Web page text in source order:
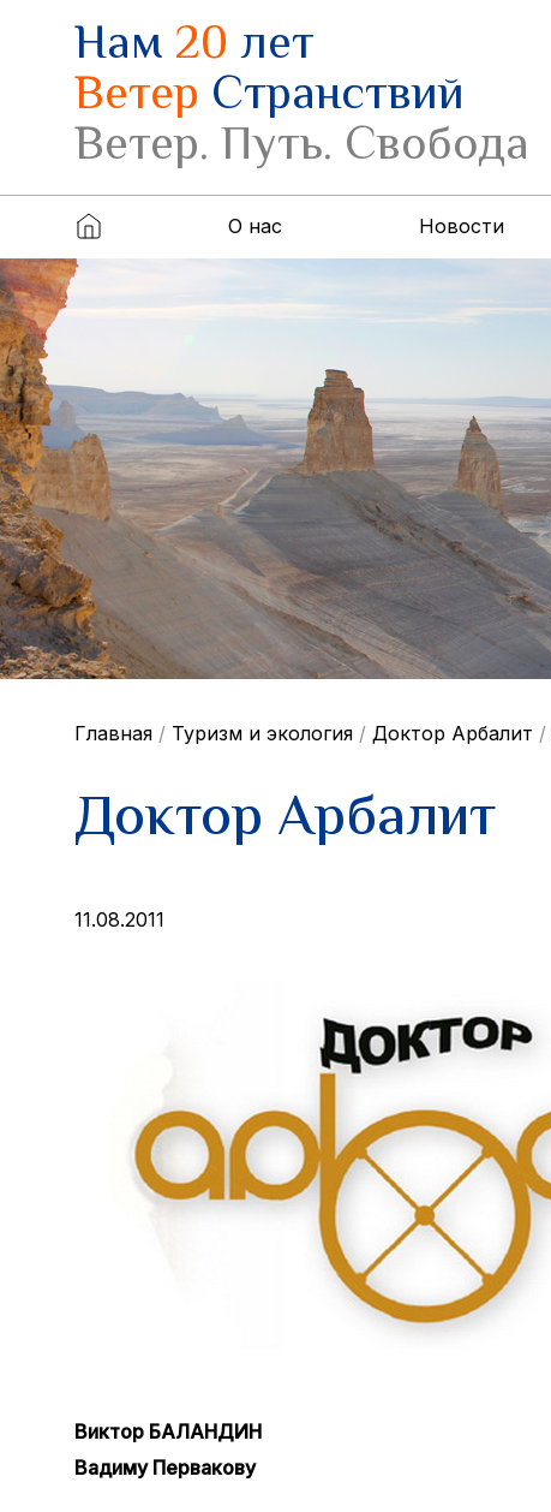
Нам20лет
Ветер Странствий
Ветер. Путь. Свобода
О нас Новости
Главная / Туризм и экология / Доктор Арбалит /
Доктор Арбалит
11.08.2011
Виктор БАЛАНДИН
Вадиму Первакову